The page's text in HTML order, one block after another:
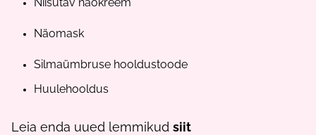
Näomask
Silmaümbruse hooldustoode
Huulehooldus
Leia enda uued lemmikud siit